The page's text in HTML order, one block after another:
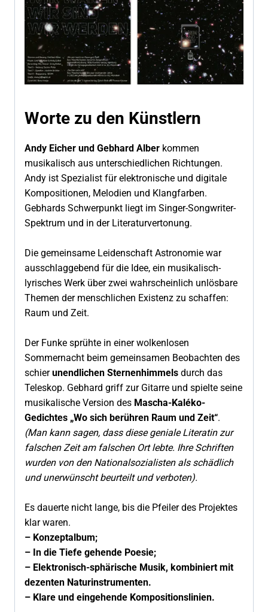
Worte zu den Künstlern
Andy Eicher und Gebhard Alber kommen
musikalisch aus unterschiedlichen Richtungen.
Andy ist Spezialist für elektronische und digitale
Kompositionen, Melodien und Klangfarben.
Gebhards Schwerpunkt liegt im Singer-Songwriter-
Spektrum und in der Literaturvertonung.
Die gemeinsame Leidenschaft Astronomie war
ausschlaggebend für die Idee, ein musikalisch-
lyrisches Werk über zwei wahrscheinlich unlösbare
Themen der menschlichen Existenz zu schaffen:
Raum und Zeit.
Der Funke sprühte in einer wolkenlosen
Sommernacht beim gemeinsamen Beobachten des
schierunendlichen Sternenhimmels durch das
Teleskop. Gebhard griff zur Gitarre und spielte seine
musikalische Version des Mascha-Kaléko-
Gedichtes „Wo sich berühren Raum und Zeit“.
(Man kann sagen, dass diese geniale Literatin zur
falschen Zeit am falschen Ort lebte. Ihre Schriften
wurden von den Nationalsozialisten als schädlich
und unerwünscht beurteilt und verboten).
Es dauerte nicht lange, bis die Pfeiler des Projektes
klar waren.
– Konzeptalbum;
– In die Tiefe gehende Poesie;
– Elektronisch-sphärische Musik, kombiniert mit
dezenten Naturinstrumenten.
– Klare und eingehende Kompositionslinien.